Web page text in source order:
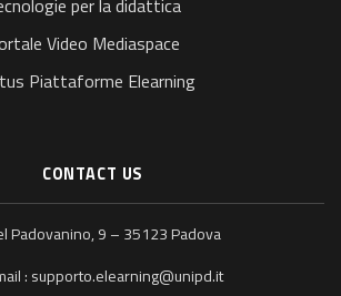
per la didattica
Video Mediaspace
Piattaforme Elearning
CONTACT US
Padovanino, 9 – 35123 Padova
: supporto.elearning@unipd.it